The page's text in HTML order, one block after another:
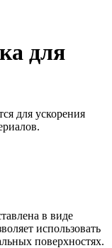
для
для ускорения
в виде
использовать
поверхностях.